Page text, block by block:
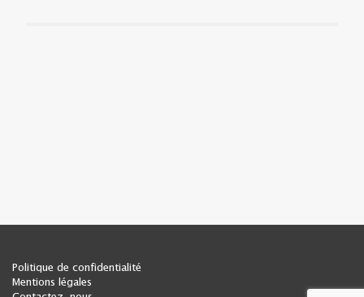
Politique de confidentialité
Mentions légales